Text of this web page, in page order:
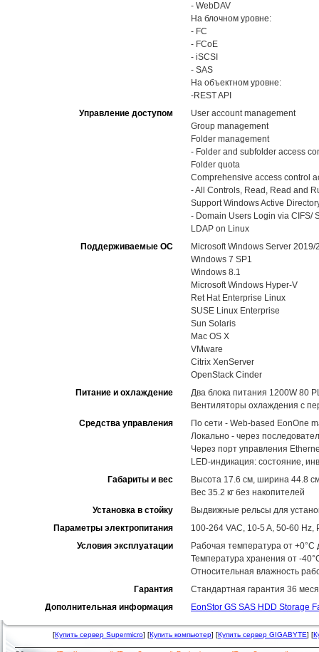
- WebDAV
На блочном уровне:
- FC
- FCoE
- iSCSI
- SAS
На объектном уровне:
-REST API
Управление доступом
User account management
Group management
Folder management
- Folder and subfolder access
Folder quota
Comprehensive access control
- All Controls, Read, Read and
Support Windows Active
- Domain Users Login via CIFS/
LDAP on Linux
Поддерживаемые ОС
Microsoft Windows Server
Windows 7 SP1
Windows 8.1
Microsoft Windows Hyper-V
Ret Hat Enterprise Linux
SUSE Linux Enterprise
Sun Solaris
Mac OS X
VMware
Citrix XenServer
OpenStack Cinder
Питание и охлаждение
Два блока питания 1200W 80
Вентиляторы охлаждения с
Средства управления
По сети - Web-based EonOne
Локально - через
Через порт управления
LED-индикация: состояние,
Габариты и вес
Высота 17.6 см, ширина 44.8
Вес 35.2 кг без накопителей
Установка в стойку
Выдвижные рельсы для
Параметры электропитания
100-264 VAC, 10-5 A, 50-60 Hz,
Условия эксплуатации
Рабочая температура от +0°C
Температура хранения от -
Относительная влажность
Гарантия
Стандартная гарантия 36
Дополнительная информация
EonStor GS SAS HDD Storage
[Купить сервер Supermicro] [Купить компьютер] [Купить сервер GIGABYTE] [